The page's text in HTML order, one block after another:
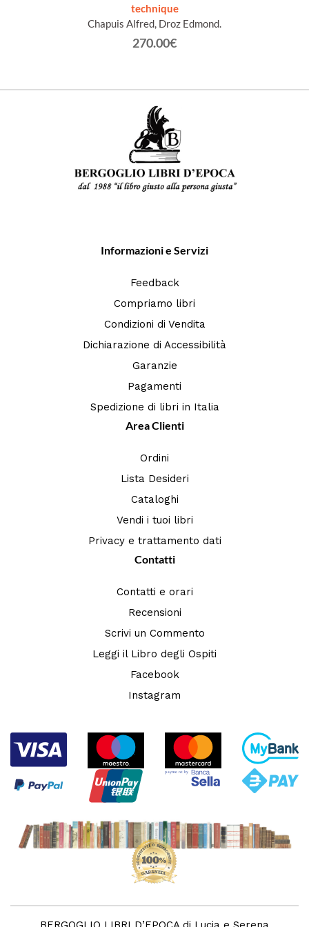
technique
Chapuis Alfred, Droz Edmond.
270.00€
Informazioni e Servizi
Feedback
Compriamo libri
Condizioni di Vendita
Dichiarazione di Accessibilità
Garanzie
Pagamenti
Spedizione di libri in Italia
Area Clienti
Ordini
Lista Desideri
Cataloghi
Vendi i tuoi libri
Privacy e trattamento dati
Contatti
Contatti e orari
Recensioni
Scrivi un Commento
Leggi il Libro degli Ospiti
Facebook
Instagram